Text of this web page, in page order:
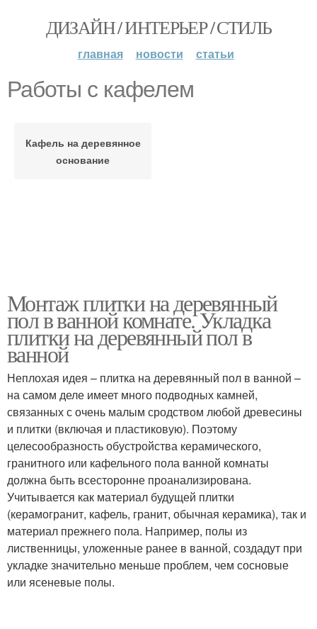
ДИЗАЙН / ИНТЕРЬЕР / СТИЛЬ
главная новости статьи
Работы с кафелем
Кафель на деревянное
основание
Монтаж плитки на деревянный
пол в ванной комнате. Укладка
плитки на деревянный пол в
ванной
Неплохая идея – плитка на деревянный пол в ванной –
на самом деле имеет много подводных камней,
связанных с очень малым сродством любой древесины
и плитки (включая и пластиковую). Поэтому
целесообразность обустройства керамического,
гранитного или кафельного пола ванной комнаты
должна быть всесторонне проанализирована.
Учитывается как материал будущей плитки
(керамогранит, кафель, гранит, обычная керамика), так и
материал прежнего пола. Например, полы из
лиственницы, уложенные ранее в ванной, создадут при
укладке значительно меньше проблем, чем сосновые
или ясеневые полы.